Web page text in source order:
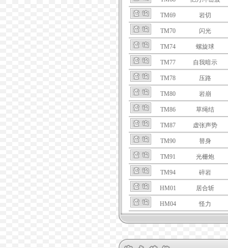
TM69 岩切
TM70 闪光
TM74 螺旋球
TM77 自我暗示
TM78 压路
TM80 岩崩
TM86 草绳结
TM87 虚张声势
TM90 替身
TM91 光栅炮
TM94 碎岩
HM01 居合斩
HM04 怪力